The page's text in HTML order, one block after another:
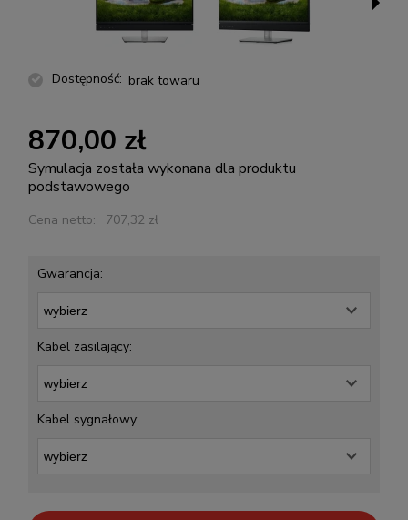
Dostępność: brak towaru
870,00 zł
Symulacja została wykonana dla produktu
podstawowego
Cena netto: 707,32 zł
Gwarancja:
Kabel zasilający:
Kabel sygnałowy: